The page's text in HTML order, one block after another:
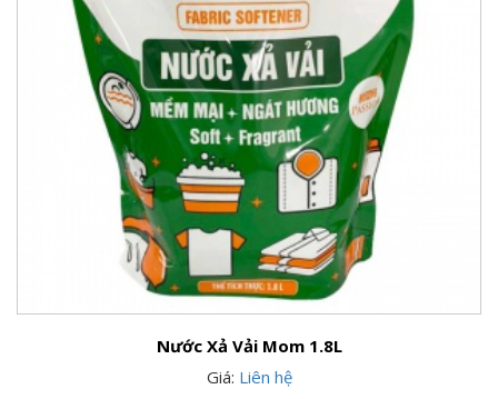
Nước Xả Vải Mom 1.8L
Giá: Liên hệ